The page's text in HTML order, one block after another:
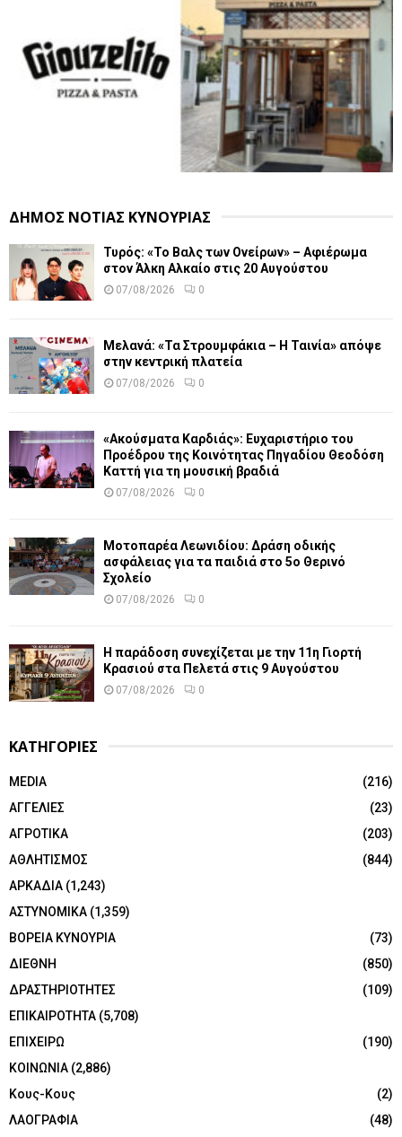
ΔΗΜΟΣ ΝΟΤΙΑΣ ΚΥΝΟΥΡΙΑΣ
Τυρός: «Το Βαλς των Ονείρων» – Αφιέρωμα
στον Άλκη Αλκαίο στις 20 Αυγούστου
07/08/2026 0
Μελανά: «Τα Στρουμφάκια – Η Ταινία» απόψε
στην κεντρική πλατεία
07/08/2026 0
«Ακούσματα Καρδιάς»: Ευχαριστήριο του
Προέδρου της Κοινότητας Πηγαδίου Θεοδόση
Καττή για τη μουσική βραδιά
07/08/2026 0
Μοτοπαρέα Λεωνιδίου: Δράση οδικής
ασφάλειας για τα παιδιά στο 5ο Θερινό
Σχολείο
07/08/2026 0
Η παράδοση συνεχίζεται με την 11η Γιορτή
Κρασιού στα Πελετά στις 9 Αυγούστου
07/08/2026 0
ΚΑΤΗΓΟΡΙΕΣ
MEDIA
(216)
ΑΓΓΕΛΙΕΣ
(23)
ΑΓΡΟΤΙΚΑ
(203)
ΑΘΛΗΤΙΣΜΟΣ
(844)
ΑΡΚΑΔΙΑ (1,243)
ΑΣΤΥΝΟΜΙΚΑ (1,359)
ΒΟΡΕΙΑ ΚΥΝΟΥΡΙΑ
(73)
ΔΙΕΘΝΗ
(850)
ΔΡΑΣΤΗΡΙΟΤΗΤΕΣ
(109)
ΕΠΙΚΑΙΡΟΤΗΤΑ (5,708)
ΕΠΙΧΕΙΡΩ
(190)
ΚΟΙΝΩΝΙΑ (2,886)
Κους-Κους
(2)
ΛΑΟΓΡΑΦΙΑ
(48)